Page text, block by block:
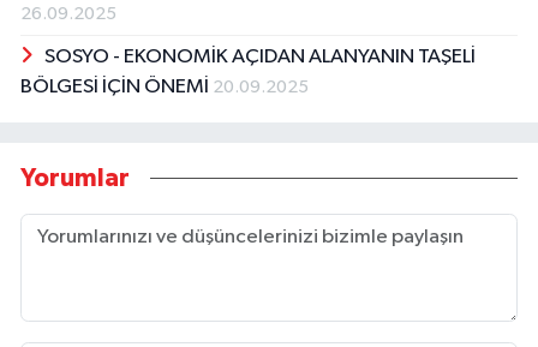
26.09.2025
SOSYO - EKONOMİK AÇIDAN ALANYANIN TAŞELİ
BÖLGESİ İÇİN ÖNEMİ 20.09.2025
Yorumlar